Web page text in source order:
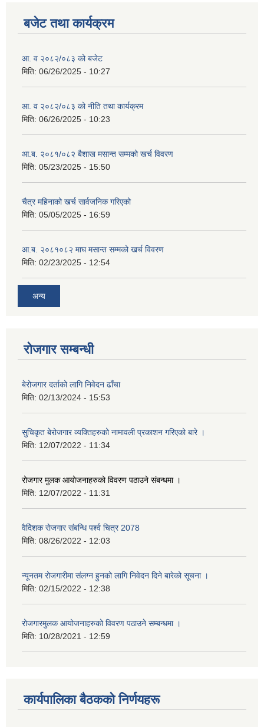
बजेट तथा कार्यक्रम
आ. व २०८२/०८३ को बजेट
मिति: 06/26/2025 - 10:27
आ. व २०८२/०८३ को नीति तथा कार्यक्रम
मिति: 06/26/2025 - 10:23
आ.ब. २०८१/०८२ बैशाख मसान्त सम्मको खर्च विवरण
मिति: 05/23/2025 - 15:50
चैत्र महिनाको खर्च सार्वजनिक गरिएको
मिति: 05/05/2025 - 16:59
आ.ब. २०८१०८२ माघ मसान्त सम्मको खर्च विवरण
मिति: 02/23/2025 - 12:54
अन्य
रोजगार सम्बन्धी
बेरोजगार दर्ताको लागि निवेदन ढाँचा
मिति: 02/13/2024 - 15:53
सुचिकृत बेरोजगार व्यक्तिहरुको नामावली प्रकाशन गरिएको बारे ।
मिति: 12/07/2022 - 11:34
रोजगार मुलक आयोजनाहरुको विवरण पठाउने संबन्धमा ।
मिति: 12/07/2022 - 11:31
वैदेिशक राेजगार संबन्धि पर्श्व चित्र 2078
मिति: 08/26/2022 - 12:03
न्यूनतम रोजगारीमा संलग्न हुनको लागि निवेदन दिने बारेको सूचना ।
मिति: 02/15/2022 - 12:38
रोजगारमुलक आयोजनाहरुको विवरण पठाउने सम्बन्धमा ।
मिति: 10/28/2021 - 12:59
कार्यपालिका बैठकको निर्णयहरू